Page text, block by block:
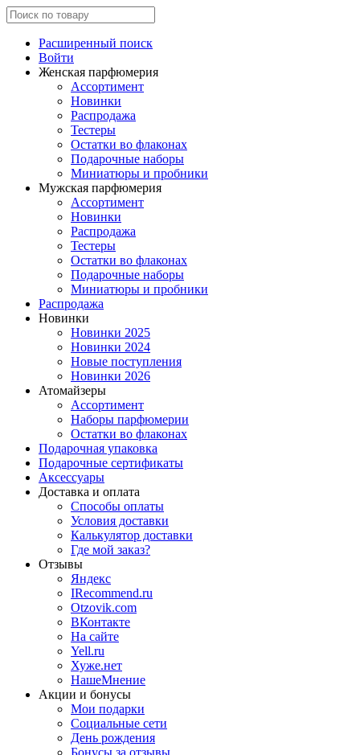
Расширенный поиск
Войти
Женская парфюмерия
Ассортимент
Новинки
Распродажа
Тестеры
Остатки во флаконах
Подарочные наборы
Миниатюры и пробники
Мужская парфюмерия
Ассортимент
Новинки
Распродажа
Тестеры
Остатки во флаконах
Подарочные наборы
Миниатюры и пробники
Распродажа
Новинки
Новинки 2025
Новинки 2024
Новые поступления
Новинки 2026
Атомайзеры
Ассортимент
Наборы парфюмерии
Остатки во флаконах
Подарочная упаковка
Подарочные сертификаты
Аксессуары
Доставка и оплата
Способы оплаты
Условия доставки
Калькулятор доставки
Где мой заказ?
Отзывы
Яндекс
IRecommend.ru
Otzovik.com
ВКонтакте
На сайте
Yell.ru
Хуже.нет
НашеМнение
Акции и бонусы
Мои подарки
Социальные сети
День рождения
Бонусы за отзывы